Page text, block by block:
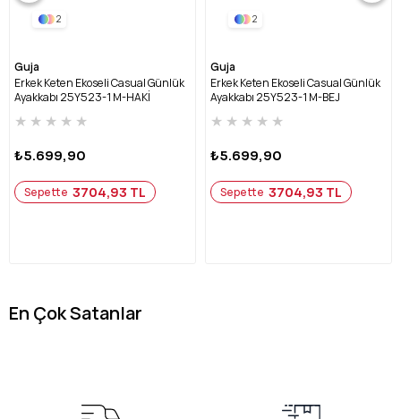
2
Guja
Erkek Keten Ekoseli Casual Günlük
Ayakkabı 25Y523-1 M-HAKİ
★ ★ ★ ★ ★
₺5.699,90
Sepette 3704,93 TL
2
Guja
Erkek Keten Ekoseli Casual Günlük
Ayakkabı 25Y523-1 M-BEJ
★ ★ ★ ★ ★
₺5.699,90
Sepette 3704,93 TL
En Çok Satanlar